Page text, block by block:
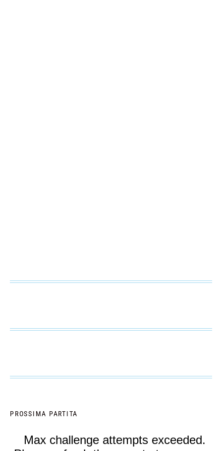
PROSSIMA PARTITA